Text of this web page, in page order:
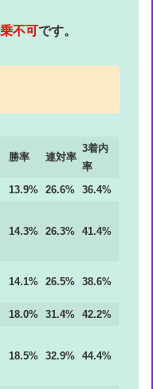
不可です。
勝率 連対率
3着内
率
13.9% 26.6%
36.4%
14.3% 26.3% 41.4%
14.1% 26.5% 38.6%
18.0% 31.4%
42.2%
18.5% 32.9% 44.4%